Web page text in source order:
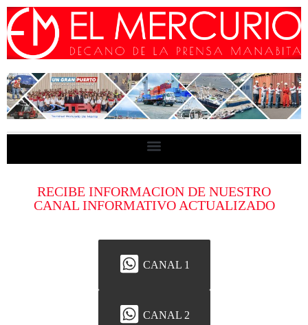
RECIBE INFORMACION DE NUESTRO
CANAL INFORMATIVO ACTUALIZADO
CANAL 1
CANAL 2